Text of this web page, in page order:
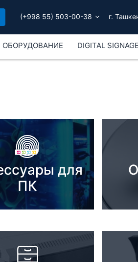
(+998 55) 503-00-38 г.
ОБОРУДОВАНИЕ DIGITAL SIGNAGE
для
ПК